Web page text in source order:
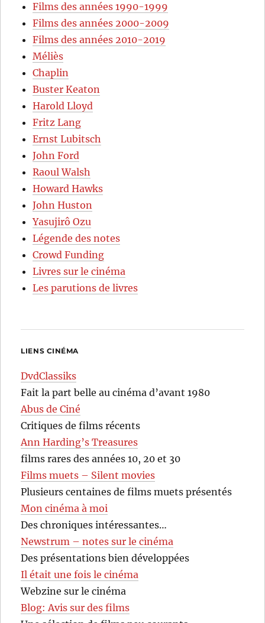
Films des années 1990-1999
Films des années 2000-2009
Films des années 2010-2019
Méliès
Chaplin
Buster Keaton
Harold Lloyd
Fritz Lang
Ernst Lubitsch
John Ford
Raoul Walsh
Howard Hawks
John Huston
Yasujirô Ozu
Légende des notes
Crowd Funding
Livres sur le cinéma
Les parutions de livres
LIENS CINÉMA
DvdClassiks
Fait la part belle au cinéma d’avant 1980
Abus de Ciné
Critiques de films récents
Ann Harding’s Treasures
films rares des années 10, 20 et 30
Films muets – Silent movies
Plusieurs centaines de films muets présentés
Mon cinéma à moi
Des chroniques intéressantes…
Newstrum – notes sur le cinéma
Des présentations bien développées
Il était une fois le cinéma
Webzine sur le cinéma
Blog: Avis sur des films